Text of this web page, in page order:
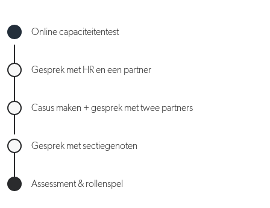
Online capaciteitentest
Gesprek met HR en een partner
Casus maken + gesprek met twee partners
Gesprek met sectiegenoten
Assessment & rollenspel